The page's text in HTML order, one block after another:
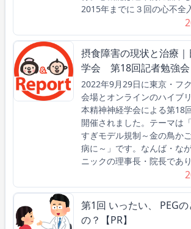
2015年までに３回の心不全
摂食障害の現状と治療
学会 第18回記者勉強会
2022年9月29日に東京・フ
会場とオンラインのハイブ
本精神神経学会による第18
開催されました。テーマは
すぎモデル規制～金の鳥か
病に～」です。なんば・な
ニックの理事長・院長であ
第1回 いったい、 PEG
の？【PR】